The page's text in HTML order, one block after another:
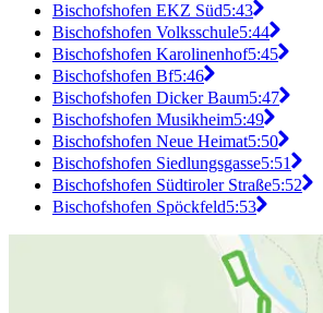
Bischofshofen EKZ Süd5:43
Bischofshofen Volksschule5:44
Bischofshofen Karolinenhof5:45
Bischofshofen Bf5:46
Bischofshofen Dicker Baum5:47
Bischofshofen Musikheim5:49
Bischofshofen Neue Heimat5:50
Bischofshofen Siedlungsgasse5:51
Bischofshofen Südtiroler Straße5:52
Bischofshofen Spöckfeld5:53